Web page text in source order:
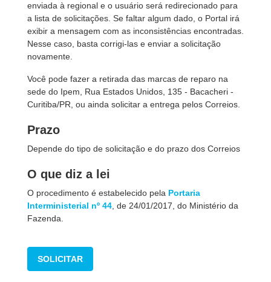
enviada à regional e o usuário será redirecionado para
a lista de solicitações. Se faltar algum dado, o Portal irá
exibir a mensagem com as inconsistências encontradas.
Nesse caso, basta corrigi-las e enviar a solicitação
novamente.
Você pode fazer a retirada das marcas de reparo na
sede do Ipem, Rua Estados Unidos, 135 - Bacacheri -
Curitiba/PR, ou ainda solicitar a entrega pelos Correios.
Prazo
Depende do tipo de solicitação e do prazo dos Correios
O que diz a lei
O procedimento é estabelecido pela Portaria
Interministerial nº 44 , de 24/01/2017, do Ministério da
Fazenda.
SOLICITAR